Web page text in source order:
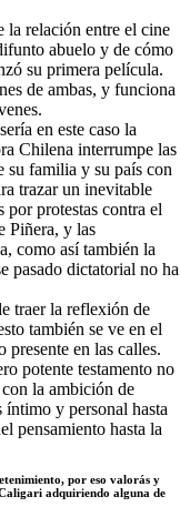
la relación entre el cine
abuelo y de cómo
su primera película.
de ambas, y funciona
en este caso la
Chilena interrumpe las
su familia y su país con
trazar un inevitable
por protestas contra el
Piñera, y las
como así también la
pasado dictatorial no ha
traer la reflexión de
también se ve en el
presente en las calles.
potente testamento no
la ambición de
y personal hasta
pensamiento hasta la
por eso valorás y
adquiriendo alguna de